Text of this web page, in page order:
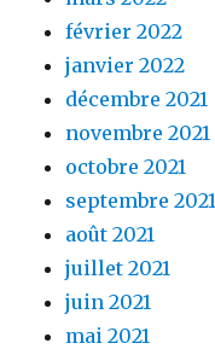
février 2022
janvier 2022
décembre 2021
novembre 2021
octobre 2021
septembre 2021
août 2021
juillet 2021
juin 2021
mai 2021